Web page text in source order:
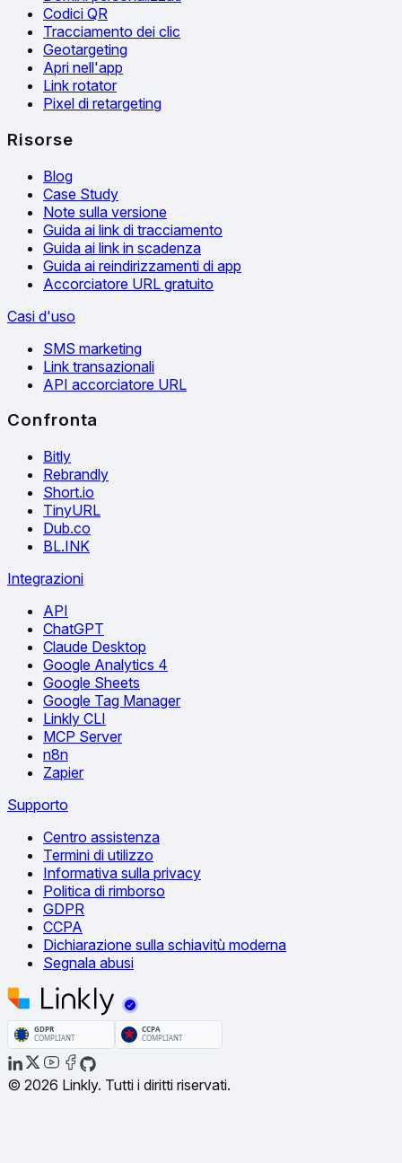
Codici QR
Tracciamento dei clic
Geotargeting
Apri nell'app
Link rotator
Pixel di retargeting
Risorse
Blog
Case Study
Note sulla versione
Guida ai link di tracciamento
Guida ai link in scadenza
Guida ai reindirizzamenti di app
Accorciatore URL gratuito
Casi d'uso
SMS marketing
Link transazionali
API accorciatore URL
Confronta
Bitly
Rebrandly
Short.io
TinyURL
Dub.co
BL.INK
Integrazioni
API
ChatGPT
Claude Desktop
Google Analytics 4
Google Sheets
Google Tag Manager
Linkly CLI
MCP Server
n8n
Zapier
Supporto
Centro assistenza
Termini di utilizzo
Informativa sulla privacy
Politica di rimborso
GDPR
CCPA
Dichiarazione sulla schiavitù moderna
Segnala abusi
© 2026 Linkly. Tutti i diritti riservati.